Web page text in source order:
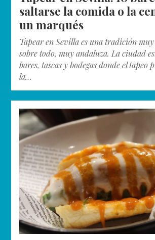
saltarse la comida o la
un marqués
Tapear en Sevilla es una tradición muy
sobre todo, muy andaluza. La ciudad
bares, tascas y bodegas donde el tapeo
la…